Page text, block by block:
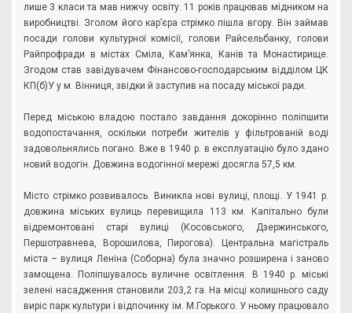
лише 3 класи та мав нижчу освіту. 11 років працював мідником на
виробництві. Зголом його кар’єра стрімко пішла вгору. Він займав
посади голови культурної комісії, голови Райсельбанку, голови
Райпрофради в містах Сміла, Кам’янка, Канів та Монастирище.
Згодом став завідувачем Фінансово-господарським відділом ЦК
КП(б)У у м. Вінниця, звідки й заступив на посаду міської ради.
Перед міською владою постало завдання докорінно поліпшити
водопостачання, оскільки потреби жителів у фільтрованій воді
задовольнялись погано. Вже в 1940 р. в експлуатацію було здано
новий водогін. Довжина водогінної мережі досягла 57,5 км.
Місто стрімко розвивалось. Виникла нові вулиці, площі. У 1941 р.
довжина міських вулиць перевищила 113 км. Капітально були
відремонтовані старі вулиці (Косовського, Дзержинського,
Першотравнева, Ворошилова, Пирогова). Центральна магістраль
міста – вулиця Леніна (Соборна) була значно розширена і заново
замощена. Поліпшувалось вуличне освітлення. В 1940 р. міські
зелені насадження становили 203,2 га. На місці колишнього саду
виріс парк культури і відпочинку ім. М.Горького. У ньому працювало